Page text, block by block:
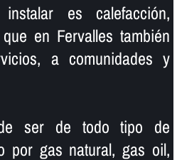
es calefacción,
en Fervalles también
a comunidades y
ser de todo tipo de
por gas natural, gas oil,